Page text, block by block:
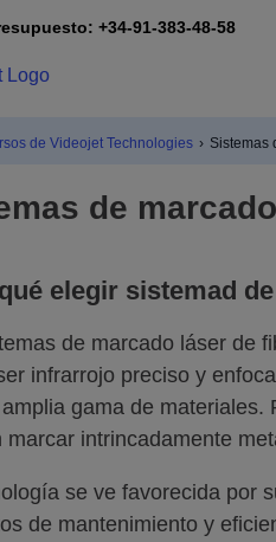
+34-91-383-48-58
de Videojet Technologies › Sistemas
de
elegir sistemad
de marcado láser de
infrarrojo preciso y
gama de
marcar intrincadamente
se ve favorecida por
de mantenimiento y